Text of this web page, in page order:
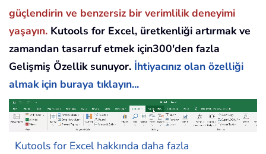
güçlendirin ve benzersiz bir verimlilik deneyimi
yaşayın. Kutools for Excel, üretkenliği artırmak ve
zamandan tasarruf etmek için300'den fazla
Gelişmiş Özellik sunuyor. İhtiyacınız olan özelliği
almak için buraya tıklayın...
Kutools for Excel hakkında daha fazla